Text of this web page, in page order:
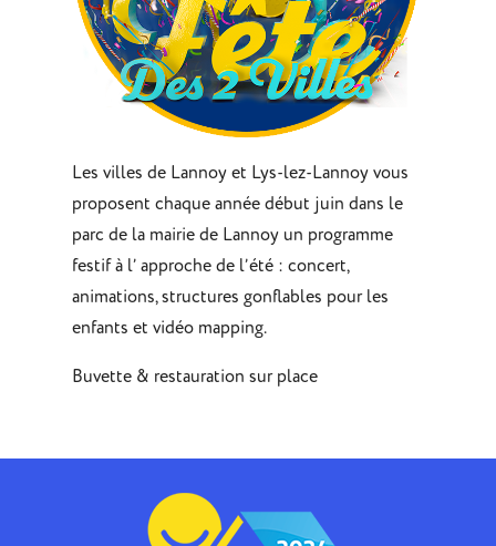
Les villes de Lannoy et Lys-lez-Lannoy vous
proposent chaque année début juin dans le
parc de la mairie de Lannoy un programme
festif à l’ approche de l’été : concert,
animations, structures gonflables pour les
enfants et vidéo mapping.
Buvette & restauration sur place